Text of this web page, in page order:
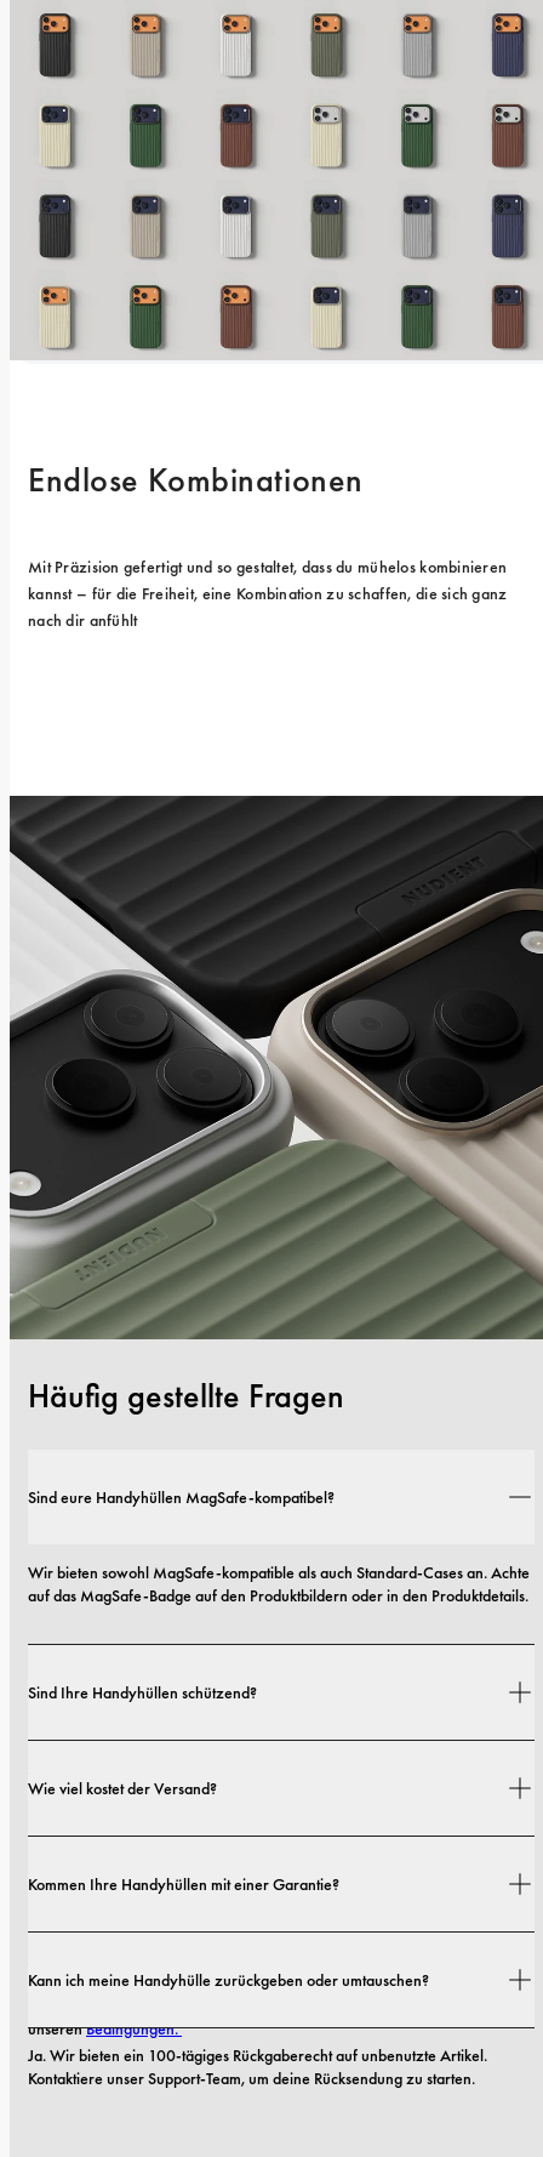
Endlose Kombinationen
Mit Präzision gefertigt und so gestaltet, dass du mühelos kombinieren
kannst – für die Freiheit, eine Kombination zu schaffen, die sich ganz
nach dir anfühlt
Häufig gestellte Fragen
Sind eure Handyhüllen MagSafe-kompatibel?
Wir bieten sowohl MagSafe-kompatible als auch Standard-Cases an. Achte
auf das MagSafe-Badge auf den Produktbildern oder in den Produktdetails.
Sind Ihre Handyhüllen schützend?
Optionen von schlanken Profilen bis hin zu besonders robusten
Wie viel kostet der Versand?
Details findest du in unserer Versandrichtlinie.
Kommen Ihre Handyhüllen mit einer Garantie?
Ihre Hülle innerhalb der ersten 12 Monate nach dem Kauf Material- oder
unseren Bedingungen.
Kann ich meine Handyhülle zurückgeben oder umtauschen?
Ja. Wir bieten ein 100-tägiges Rückgaberecht auf unbenutzte Artikel.
Kontaktiere unser Support-Team, um deine Rücksendung zu starten.